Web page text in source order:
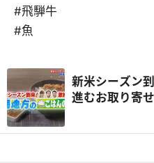
#飛騨牛
#魚
新米シーズン
進むお取り寄